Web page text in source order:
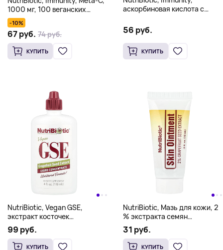
1000 мг, 100 веганских
таблеток
-10%
67 руб. 74 руб.
КУПИТЬ
аскорбиновая кислота с
кристаллический порошок,
227 г (8 унций)
56 руб.
КУПИТЬ
NutriBiotic, Vegan GSE,
экстракт косточек
грейпфрута, жидкий
концентрат, 100 мг, 118 мл (4
жидк. Унции)
99 руб.
КУПИТЬ
NutriBiotic, Мазь для кожи, 2
% экстракта семян
грейпфрута и лизина, 0,5
жидкой унции (15 мл)
31 руб.
КУПИТЬ